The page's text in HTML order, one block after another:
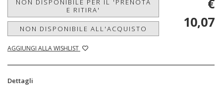
NON DISPONIBILE PER IL 'PRENOTA
E RITIRA'
NON DISPONIBILE ALL'ACQUISTO
AGGIUNGI ALLA WISHLIST
€
10,07
Dettagli